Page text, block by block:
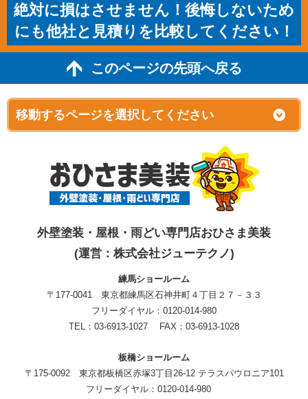
絶対に損はさせません！後悔しないため
にも他社と見積りを比較してください！
このページの先頭へ戻る
外壁塗装・屋根・雨どい専門店おひさま美装
(運営：株式会社ジューテクノ)
練馬ショールーム
〒177-0041 東京都練馬区石神井町４丁目２７－３３
フリーダイヤル：0120-014-980
TEL：03-6913-1027 FAX：03-6913-1028
板橋ショールーム
〒175-0092 東京都板橋区赤塚3丁目26-12 テラスパウロニア101
フリーダイヤル：0120-014-980